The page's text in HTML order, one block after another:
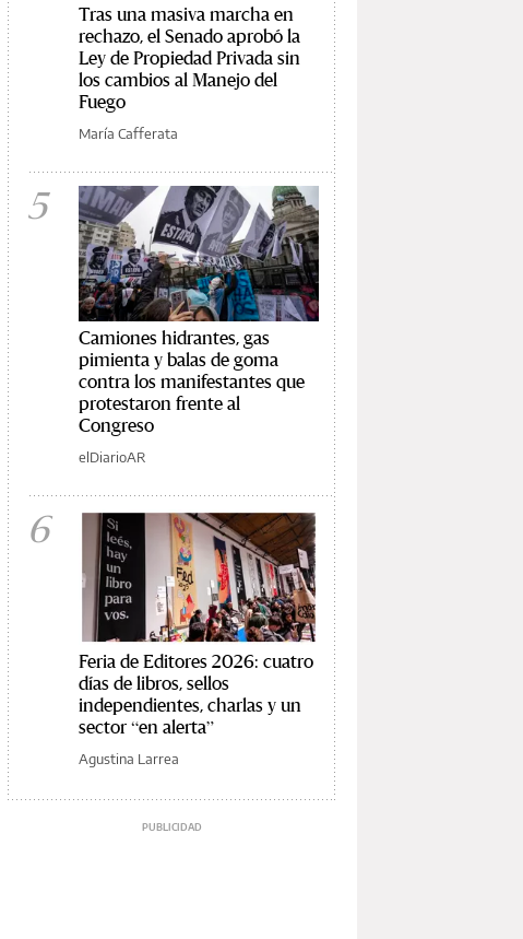
Tras una masiva marcha en
rechazo, el Senado aprobó la
Ley de Propiedad Privada sin
los cambios al Manejo del
Fuego
María Cafferata
5
Camiones hidrantes, gas
pimienta y balas de goma
contra los manifestantes que
protestaron frente al
Congreso
elDiarioAR
6
Feria de Editores 2026: cuatro
días de libros, sellos
independientes, charlas y un
sector “en alerta”
Agustina Larrea